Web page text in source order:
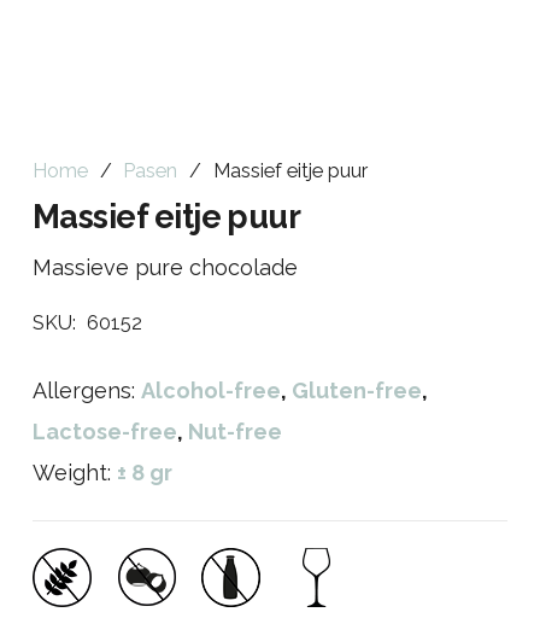
Home / Pasen / Massief eitje puur
Massief eitje puur
Massieve pure chocolade
SKU: 60152
Allergens: Alcohol-free, Gluten-free,
Lactose-free, Nut-free
Weight: ± 8 gr